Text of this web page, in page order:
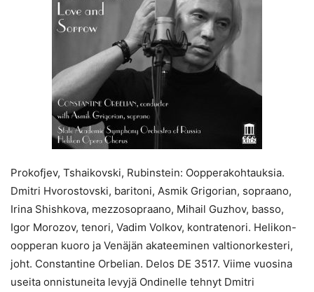
Prokofjev, Tshaikovski, Rubinstein: Oopperakohtauksia.
Dmitri Hvorostovski, baritoni, Asmik Grigorian, sopraano,
Irina Shishkova, mezzosopraano, Mihail Guzhov, basso,
Igor Morozov, tenori, Vadim Volkov, kontratenori. Helikon-
oopperan kuoro ja Venäjän akateeminen valtionorkesteri,
joht. Constantine Orbelian. Delos DE 3517. Viime vuosina
useita onnistuneita levyjä Ondinelle tehnyt Dmitri